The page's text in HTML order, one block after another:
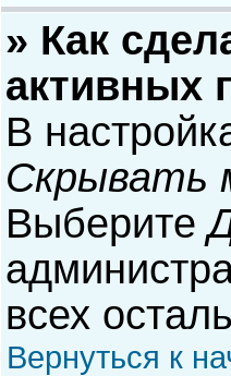
» Как
активных
В
Скрывать
Выберите
всех
Вернуться к